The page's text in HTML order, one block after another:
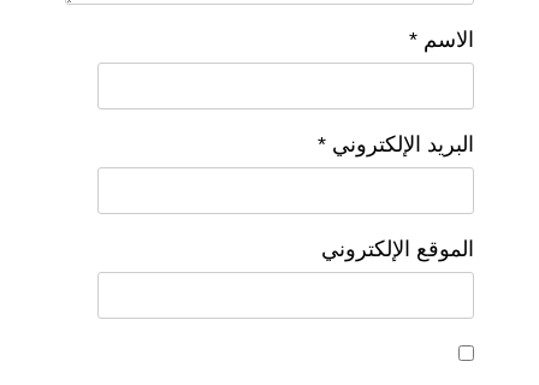
الاسم *
البريد الإلكتروني *
الموقع الإلكتروني